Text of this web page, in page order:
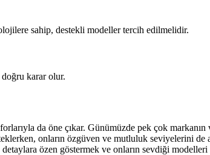
sahip, destekli modeller tercih edilmelidir.
doğru karar olur.
da öne çıkar. Günümüzde pek çok markanın
onların özgüven ve mutluluk seviyelerini de
özen göstermek ve onların sevdiği modelleri